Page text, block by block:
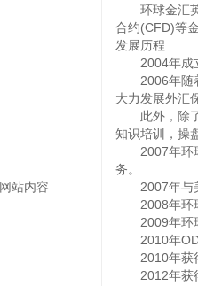
网站内容
环球金汇
合约(CFD)等
发展历程
2004年成
2006年随
大力发展外汇
此外，除
知识培训，操
2007年环
务。
2007年与
2008年环
2009年环
2010年
2010年获
2012年获